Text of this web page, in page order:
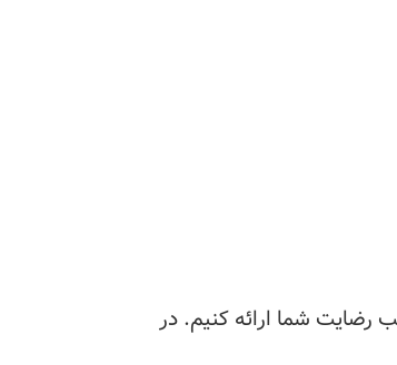
رضایت شما ارائه کنیم. در